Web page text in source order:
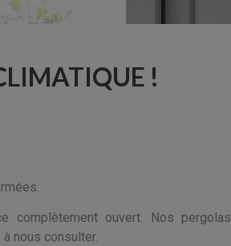
!
complètement ouvert. Nos pergolas
nous consulter.